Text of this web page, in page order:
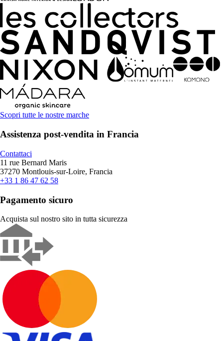
Scopri tutte le nostre marche
Assistenza post-vendita in Francia
Contattaci
11 rue Bernard Maris
37270 Montlouis-sur-Loire, Francia
+33 1 86 47 62 58
Pagamento sicuro
Acquista sul nostro sito in tutta sicurezza